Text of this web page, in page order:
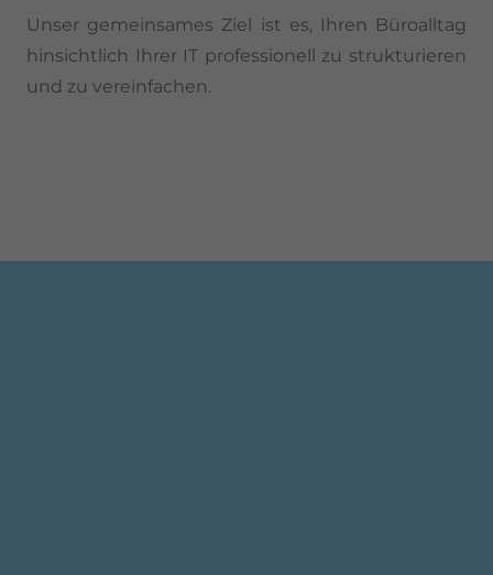
Unser gemeinsames Ziel ist es, Ihren Büroalltag
hinsichtlich Ihrer IT professionell zu strukturieren
und zu vereinfachen.